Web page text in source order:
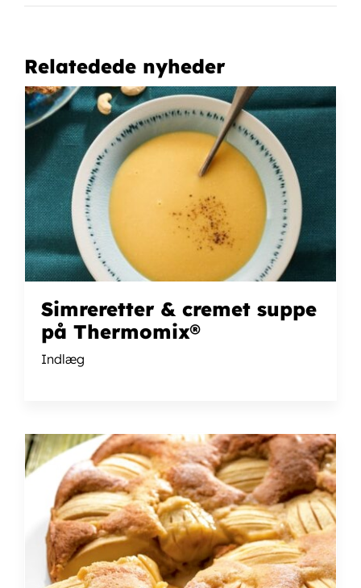
Relatedede nyheder
Simreretter & cremet suppe
på Thermomix®
Indlæg